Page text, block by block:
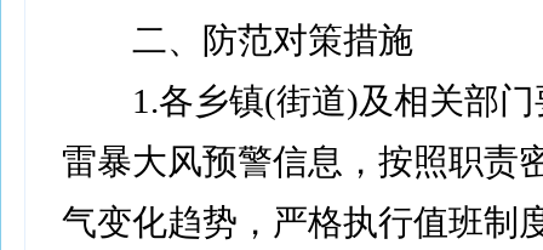
二、防范对策措施
1.各乡镇(街道)及相关部门
雷暴大风预警信息，按照职责
气变化趋势，严格执行值班制